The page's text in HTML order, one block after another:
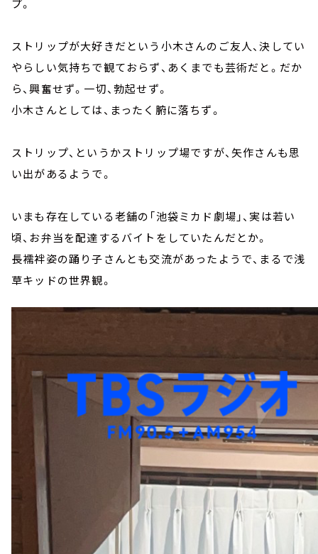
プ。
ストリップが大好きだという小木さんのご友人、決してい
やらしい気持ちで観ておらず、あくまでも芸術だと。だか
ら、興奮せず。一切、勃起せず。
小木さんとしては、まったく腑に落ちず。
ストリップ、というかストリップ場ですが、矢作さんも思
い出があるようで。
いまも存在している老舗の「池袋ミカド劇場」、実は若い
頃、お弁当を配達するバイトをしていたんだとか。
長襦袢姿の踊り子さんとも交流があったようで、まるで浅
草キッドの世界観。